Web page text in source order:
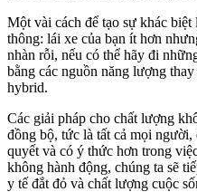
Một vài cách để tạo sự khác
thông: lái xe của bạn ít hơn
nhàn rỗi, nếu có thể hãy đi
bằng các nguồn năng lượng
hybrid.
Các giải pháp cho chất lượng
đồng bộ, tức là tất cả mọi
quyết và có ý thức hơn trong
không hành động, chúng ta sẽ
y tế đắt đỏ và chất lượng cuộc